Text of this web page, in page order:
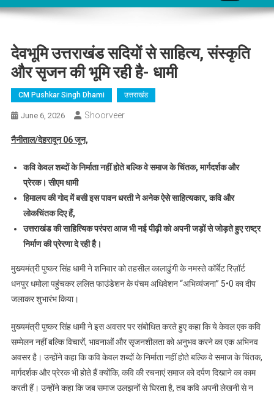
देवभूमि उत्तराखंड सदियों से साहित्य, संस्कृति
और सृजन की भूमि रही है- धामी
CM Pushkar Singh Dhami उत्तराखंड
June 6, 2026 Shoorveer
नैनीताल/देहरादून 06 जून,
कवि केवल शब्दों के निर्माता नहीं होते बल्कि वे समाज के चिंतक, मार्गदर्शक और
प्रेरक। सीएम धामी
हिमालय की गोद में बसी इस पावन धरती ने अनेक ऐसे साहित्यकार, कवि और
लोकचिंतक दिए हैं,
उत्तराखंड की साहित्यिक परंपरा आज भी नई पीढ़ी को अपनी जड़ों से जोड़ते हुए राष्ट्र
निर्माण की प्रेरणा दे रही है।
मुख्यमंत्री पुष्कर सिंह धामी ने शनिवार को तहसील कालाढुंगी के नमस्ते कॉर्बेट रिज़ॉर्ट
धनपुर धमोला पहुंचकर ललित फाउंडेशन के पंचम अधिवेशन “अभिव्यंजना” 5•0 का दीप
जलाकर शुभारंभ किया।
मुख्यमंत्री पुष्कर सिंह धामी ने इस अवसर पर संबोधित करते हुए कहा कि ये केवल एक कवि
सम्मेलन नहीं बल्कि विचारों, भावनाओं और सृजनशीलता को अनुभव करने का एक अभिनव
अवसर है। उन्होंने कहा कि कवि केवल शब्दों के निर्माता नहीं होते बल्कि वे समाज के चिंतक,
मार्गदर्शक और प्रेरक भी होते हैं क्योंकि, कवि की रचनाएं समाज को दर्पण दिखाने का काम
करती हैं। उन्होंने कहा कि जब समाज उलझनों से घिरता है, तब कवि अपनी लेखनी से न